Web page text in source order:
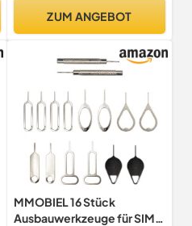
ZUM ANGEBOT
MMOBIEL 16 Stück
Ausbauwerkzeuge für SIM-